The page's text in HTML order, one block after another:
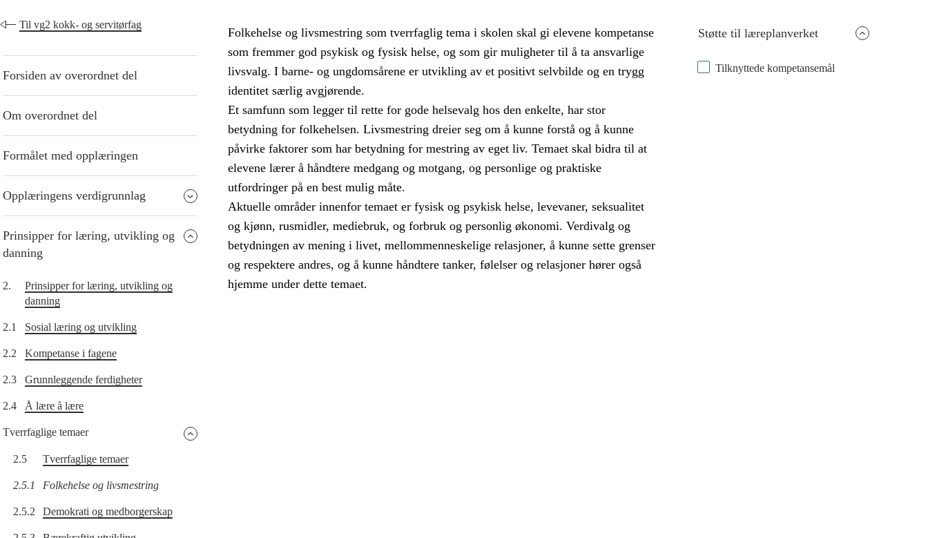
Til vg2 kokk- og servitørfag
Forsiden av overordnet del
Om overordnet del
Formålet med opplæringen
Opplæringens verdigrunnlag
Prinsipper for læring, utvikling og
danning
2.
Prinsipper for læring, utvikling og
danning
2.1 Sosial læring og utvikling
2.2 Kompetanse i fagene
2.3 Grunnleggende ferdigheter
2.4 Å lære å lære
Tverrfaglige temaer
2.5 Tverrfaglige temaer
2.5.1 Folkehelse og livsmestring
2.5.2 Demokrati og medborgerskap
Støtte til læreplanverket
Tilknyttede kompetansemål
Folkehelse og livsmestring som tverrfaglig tema i skolen skal gi elevene kompetanse
som fremmer god psykisk og fysisk helse, og som gir muligheter til å ta ansvarlige
livsvalg. I barne- og ungdomsårene er utvikling av et positivt selvbilde og en trygg
identitet særlig avgjørende.
Et samfunn som legger til rette for gode helsevalg hos den enkelte, har stor
betydning for folkehelsen. Livsmestring dreier seg om å kunne forstå og å kunne
påvirke faktorer som har betydning for mestring av eget liv. Temaet skal bidra til at
elevene lærer å håndtere medgang og motgang, og personlige og praktiske
utfordringer på en best mulig måte.
Aktuelle områder innenfor temaet er fysisk og psykisk helse, levevaner, seksualitet
og kjønn, rusmidler, mediebruk, og forbruk og personlig økonomi. Verdivalg og
betydningen av mening i livet, mellommenneskelige relasjoner, å kunne sette grenser
og respektere andres, og å kunne håndtere tanker, følelser og relasjoner hører også
hjemme under dette temaet.